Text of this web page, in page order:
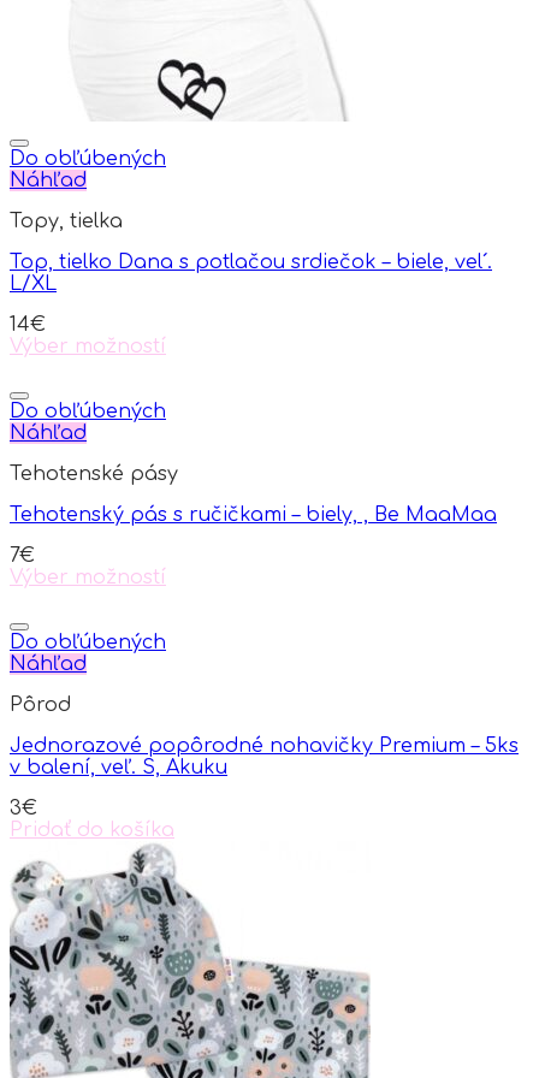
Do obľúbených
Náhľad
Topy, tielka
Top, tielko Dana s potlačou srdiečok – biele, vel´.
L/XL
14€
Výber možností
product
has
multiple
The
may
chosen
on
product
page
Do obľúbených
Náhľad
Tehotenské pásy
Tehotenský pás s ručičkami – biely, , Be MaaMaa
7€
Výber možností
product
has
multiple
The
may
be
on
the
product
page
Do obľúbených
Náhľad
Pôrod
Jednorazové popôrodné nohavičky Premium – 5ks
v balení, veľ. S, Akuku
3€
Pridať do košíka